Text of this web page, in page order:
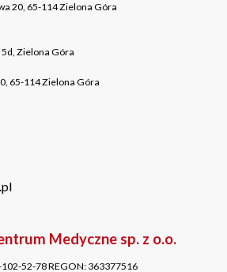
20, 65-114 Zielona Góra
5d, Zielona Góra
65-114 Zielona Góra
Medyczne sp. z o.o.
102-52-78REGON: 363377516